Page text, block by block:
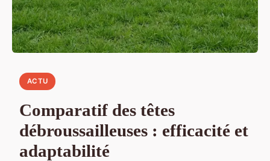
ACTU
Comparatif des têtes
débroussailleuses : efficacité et
adaptabilité